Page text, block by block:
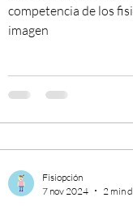
competencia de los
imagen
Fisiopción
7 nov 2024
2 min